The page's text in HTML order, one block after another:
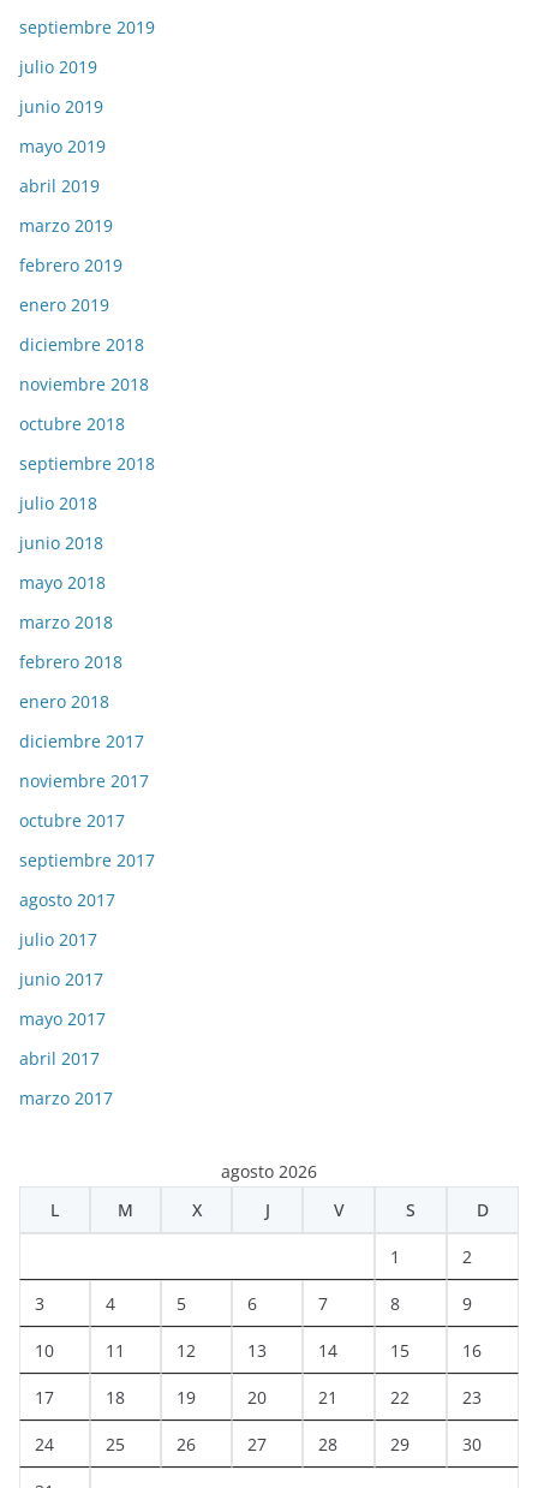
septiembre 2019
julio 2019
junio 2019
mayo 2019
abril 2019
marzo 2019
febrero 2019
enero 2019
diciembre 2018
noviembre 2018
octubre 2018
septiembre 2018
julio 2018
junio 2018
mayo 2018
marzo 2018
febrero 2018
enero 2018
diciembre 2017
noviembre 2017
octubre 2017
septiembre 2017
agosto 2017
julio 2017
junio 2017
mayo 2017
abril 2017
marzo 2017
agosto 2026
L
M X J V S D
1 2
3 4 5 6 7 8 9
10 11 12 13 14 15 16
17 18 19 20 21 22 23
24 25 26 27 28 29 30